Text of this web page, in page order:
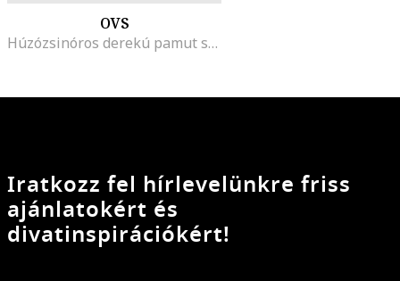
OVS
Húzózsinóros derekú pamut szabadidőnadrág
Iratkozz fel hírlevelünkre friss
ajánlatokért és
divatinspirációkért!